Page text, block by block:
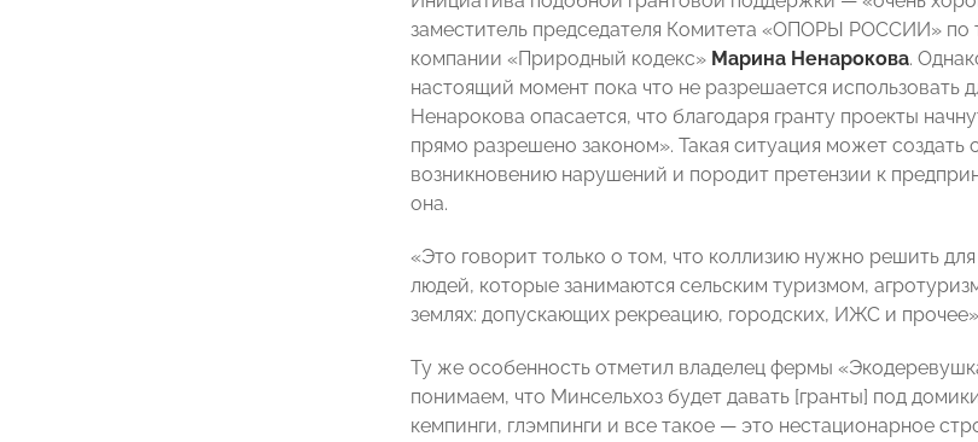
заместитель председателя Комитета «ОПОРЫ РОССИИ» по
компании «Природный кодекс» Марина Ненарокова.
настоящий момент пока что не разрешается использовать
Ненарокова опасается, что благодаря гранту проекты
прямо разрешено законом». Такая ситуация может
возникновению нарушений и породит претензии к
она.
«Это говорит только о том, что коллизию нужно решить
людей, которые занимаются сельским туризмом,
землях: допускающих рекреацию, городских, ИЖС и прочее»
Ту же особенность отметил владелец фермы «
понимаем, что Минсельхоз будет давать [гранты] под
кемпинги, глэмпинги и все такое — это нестационарное